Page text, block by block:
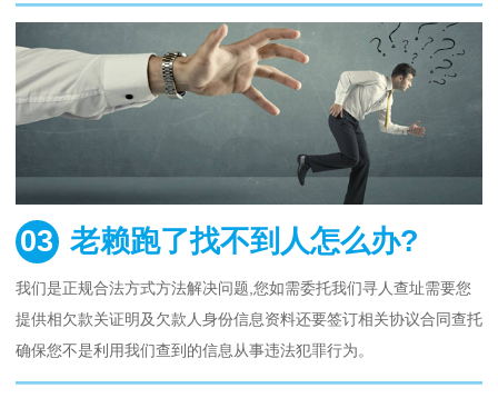
03 老赖跑了找不到人怎么办?
我们是正规合法方式方法解决问题,您如需委托我们寻人查址需要您
提供相欠款关证明及欠款人身份信息资料还要签订相关协议合同查托
确保您不是利用我们查到的信息从事违法犯罪行为。